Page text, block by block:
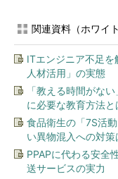
関連資料（ホワイ
ITエンジニア不足
人材活用」の実態
「教える時間がな
に必要な教育方法と
食品衛生の「7S活
い異物混入への対策
PPAPに代わる安全
送サービスの実力